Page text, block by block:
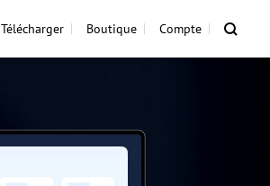
Télécharger Boutique Compte